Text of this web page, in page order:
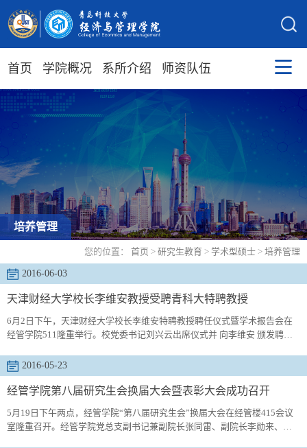
首页 学院概况 系所介绍 师资队伍
培养管理
您的位置： 首页 > 研究生教育 > 学术型硕士 > 培养管理
2016-06-03
天津财经大学校长李维安教授受聘青科大特聘教授
6月2日下午，天津财经大学校长李维安特聘教授聘任仪式暨学术报告会在
经管学院511隆重举行。校党委书记刘兴云出席仪式并 向李维安 颁发聘
领导以及师生代表参加了会议。 刘兴云对李维安受聘我校特聘教授表示热
烈欢迎，对其在管理学领域的研究成果和学术影响给予了高度肯定，并希
望李维安的加盟能助推学校工商管理学科建设再上新台阶。随后，李维安
2016-05-23
经管学院第八届研究生会换届大会暨表彰大会成功召开
5月19日下午两点，经管学院“第八届研究生会”换届大会在经管楼415会议
室隆重召开。经管学院党总支副书记兼副院长张同雷、副院长李勋来、校